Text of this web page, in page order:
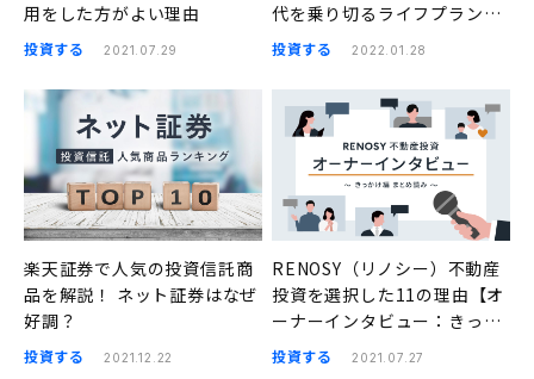
用をした方がよい理由
投資する 2021.07.29
代を乗り切るライフプランの
作り方
投資する 2022.01.28
楽天証券で人気の投資信託商
品を解説！ ネット証券はなぜ
好調？
投資する 2021.12.22
RENOSY（リノシー）不動産
投資を選択した11の理由【オ
ーナーインタビュー：きっか
け編】
投資する 2021.07.27